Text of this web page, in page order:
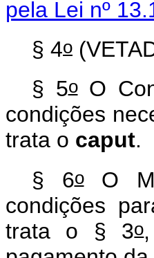
pela Lei nº
§ 4o
§ 5oO
condições
trata o caput
§ 6oO
condições
trata o § 3o